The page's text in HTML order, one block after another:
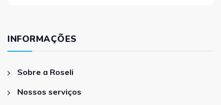
INFORMAÇÕES
Sobre a Roseli
Nossos serviços